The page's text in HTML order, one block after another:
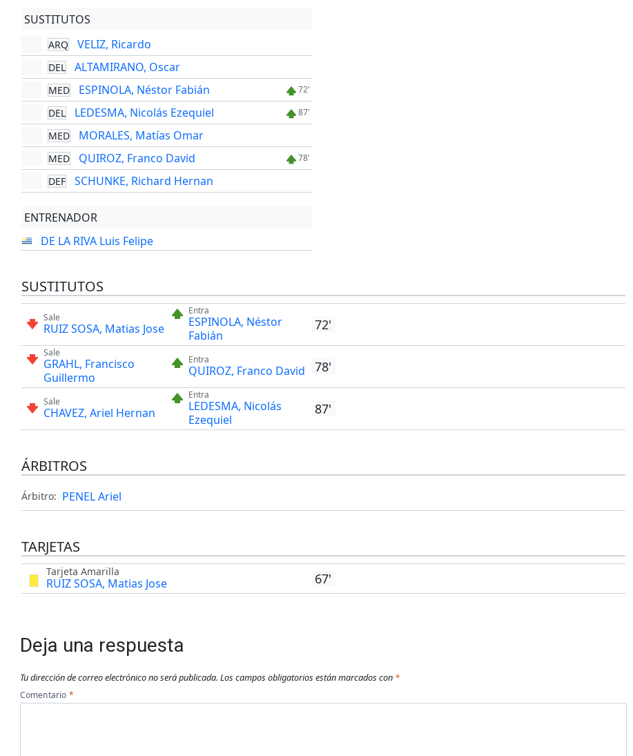
SUSTITUTOS
ARQ VELIZ, Ricardo
DEL ALTAMIRANO, Oscar
MED ESPINOLA, Néstor Fabián 72'
DEL LEDESMA, Nicolás Ezequiel 87'
MED MORALES, Matías Omar
MED QUIROZ, Franco David 78'
DEF SCHUNKE, Richard Hernan
ENTRENADOR
DE LA RIVA Luis Felipe
SUSTITUTOS
Sale
RUIZ SOSA, Matias Jose
Entra
ESPINOLA, Néstor
Fabián
72'
Sale
GRAHL, Francisco
Guillermo
Entra
QUIROZ, Franco David 78'
Sale
CHAVEZ, Ariel Hernan
Entra
LEDESMA, Nicolás
Ezequiel
87'
ÁRBITROS
Árbitro: PENEL Ariel
TARJETAS
Tarjeta Amarilla
RUIZ SOSA, Matias Jose 67'
Deja una respuesta
Tu dirección de correo electrónico no será publicada. Los campos obligatorios están marcados con *
Comentario *